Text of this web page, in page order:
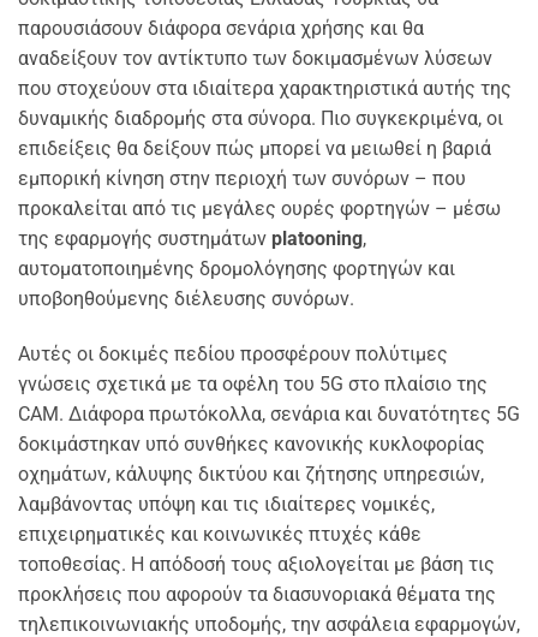
παρουσιάσουν διάφορα σενάρια χρήσης και θα
αναδείξουν τον αντίκτυπο των δοκιμασμένων λύσεων
που στοχεύουν στα ιδιαίτερα χαρακτηριστικά αυτής της
δυναμικής διαδρομής στα σύνορα. Πιο συγκεκριμένα, οι
επιδείξεις θα δείξουν πώς μπορεί να μειωθεί η βαριά
εμπορική κίνηση στην περιοχή των συνόρων – που
προκαλείται από τις μεγάλες ουρές φορτηγών – μέσω
της εφαρμογής συστημάτων platooning,
αυτοματοποιημένης δρομολόγησης φορτηγών και
υποβοηθούμενης διέλευσης συνόρων.
Αυτές οι δοκιμές πεδίου προσφέρουν πολύτιμες
γνώσεις σχετικά με τα οφέλη του 5G στο πλαίσιο της
CAM. Διάφορα πρωτόκολλα, σενάρια και δυνατότητες 5G
δοκιμάστηκαν υπό συνθήκες κανονικής κυκλοφορίας
οχημάτων, κάλυψης δικτύου και ζήτησης υπηρεσιών,
λαμβάνοντας υπόψη και τις ιδιαίτερες νομικές,
επιχειρηματικές και κοινωνικές πτυχές κάθε
τοποθεσίας. Η απόδοσή τους αξιολογείται με βάση τις
προκλήσεις που αφορούν τα διασυνοριακά θέματα της
τηλεπικοινωνιακής υποδομής, την ασφάλεια εφαρμογών,